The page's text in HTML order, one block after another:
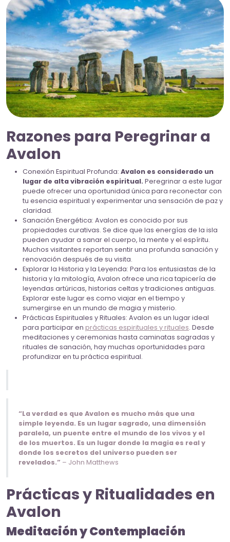
Razones para Peregrinar a
Avalon
Conexión Espiritual Profunda: Avalon es considerado un
lugar de alta vibración espiritual. Peregrinar a este lugar
puede ofrecer una oportunidad única para reconectar con
tu esencia espiritual y experimentar una sensación de paz y
claridad.
Sanación Energética: Avalon es conocido por sus
propiedades curativas. Se dice que las energías de la isla
pueden ayudar a sanar el cuerpo, la mente y el espíritu.
Muchos visitantes reportan sentir una profunda sanación y
renovación después de su visita.
Explorar la Historia y la Leyenda: Para los entusiastas de la
historia y la mitología, Avalon ofrece una rica tapicería de
leyendas artúricas, historias celtas y tradiciones antiguas.
Explorar este lugar es como viajar en el tiempo y
sumergirse en un mundo de magia y misterio.
Prácticas Espirituales y Rituales: Avalon es un lugar ideal
para participar en prácticas espirituales y rituales. Desde
meditaciones y ceremonias hasta caminatas sagradas y
rituales de sanación, hay muchas oportunidades para
profundizar en tu práctica espiritual.
“La verdad es que Avalon es mucho más que una
simple leyenda. Es un lugar sagrado, una dimensión
paralela, un puente entre el mundo de los vivos y el
de los muertos. Es un lugar donde la magia es real y
donde los secretos del universo pueden ser
revelados.” – John Matthews
Prácticas y Ritualidades en
Avalon
Meditación y Contemplación